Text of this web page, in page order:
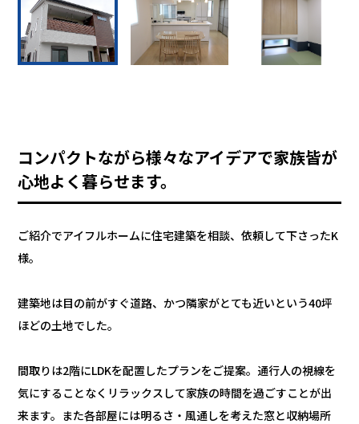
コンパクトながら様々なアイデアで家族皆が
心地よく暮らせます。
ご紹介でアイフルホームに住宅建築を相談、依頼して下さったK
様。
建築地は目の前がすぐ道路、かつ隣家がとても近いという40坪
ほどの土地でした。
間取りは2階にLDKを配置したプランをご提案。通行人の視線を
気にすることなくリラックスして家族の時間を過ごすことが出
来ます。また各部屋には明るさ・風通しを考えた窓と収納場所